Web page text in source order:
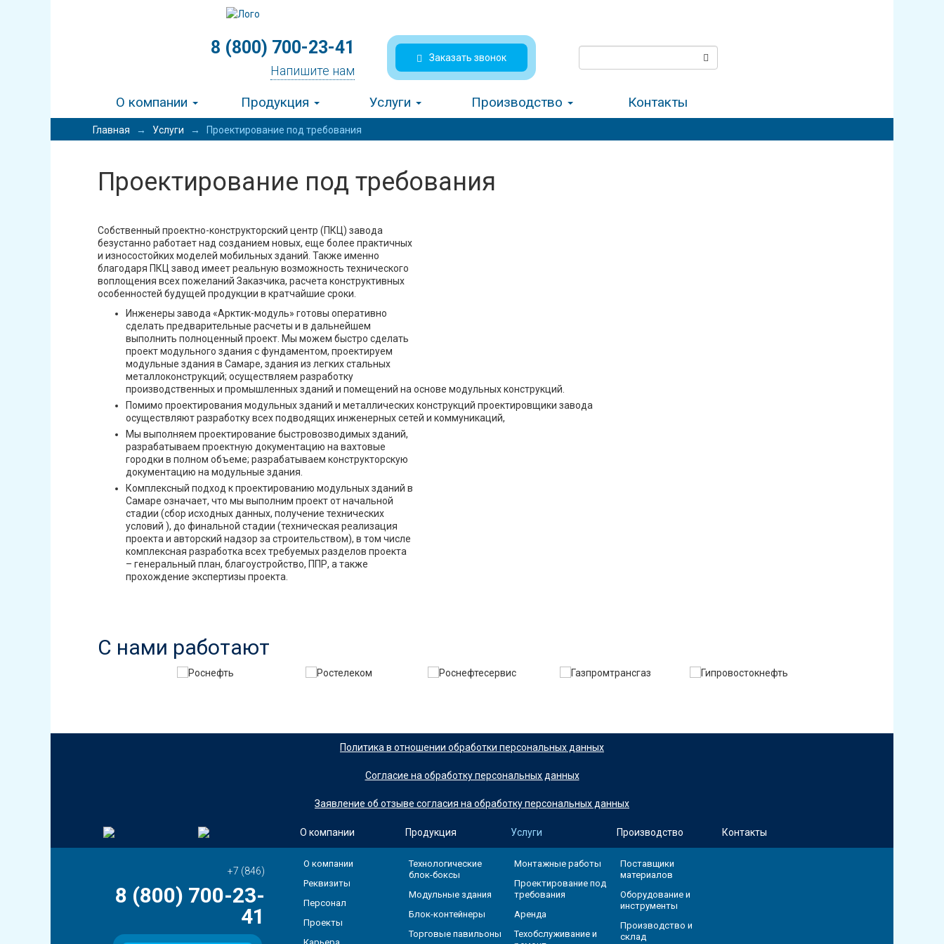
8 (800) 700-23-41
Напишите нам
Заказать звонок
О компании Продукция Услуги Производство Контакты
Главная → Услуги → Проектирование под требования
Проектирование под требования
Собственный проектно-конструкторский центр (ПКЦ) завода
безустанно работает над созданием новых, еще более практичных
и износостойких моделей мобильных зданий. Также именно
благодаря ПКЦ завод имеет реальную возможность технического
воплощения всех пожеланий Заказчика, расчета конструктивных
особенностей будущей продукции в кратчайшие сроки.
Инженеры завода «Арктик-модуль» готовы оперативно
сделать предварительные расчеты и в дальнейшем
выполнить полноценный проект. Мы можем быстро сделать
проект модульного здания с фундаментом, проектируем
модульные здания в Самаре, здания из легких стальных
металлоконструкций; осуществляем разработку
производственных и промышленных зданий и помещений на основе модульных конструкций.
Помимо проектирования модульных зданий и металлических конструкций проектировщики завода
осуществляют разработку всех подводящих инженерных сетей и коммуникаций,
Мы выполняем проектирование быстровозводимых зданий,
разрабатываем проектную документацию на вахтовые
городки в полном объеме; разрабатываем конструкторскую
документацию на модульные здания.
Комплексный подход к проектированию модульных зданий в
Самаре означает, что мы выполним проект от начальной
стадии (сбор исходных данных, получение технических
условий ), до финальной стадии (техническая реализация
проекта и авторский надзор за строительством), в том числе
комплексная разработка всех требуемых разделов проекта
– генеральный план, благоустройство, ППР, а также
прохождение экспертизы проекта.
С нами работают
Политика в отношении обработки персональных данных
Согласие на обработку персональных данных
Заявление об отзыве согласия на обработку персональных данных
О компании Продукция Услуги Производство Контакты
+7 (846)
8 (800) 700-23-
41
О компании
Реквизиты
Персонал
Проекты
Технологические
блок-боксы
Модульные здания
Блок-контейнеры
Торговые павильоны
Монтажные работы
Проектирование под
требования
Аренда
Техобслуживание и
Поставщики
материалов
Оборудование и
инструменты
Производство и
склад